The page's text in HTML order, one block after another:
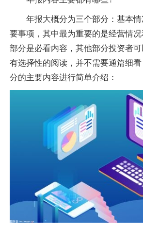
年报大概分为三个部分：基本
要事项，其中最为重要的是经营情
部分是必看内容，其他部分投资者
有选择性的阅读，并不需要通篇细
分的主要内容进行简单介绍：